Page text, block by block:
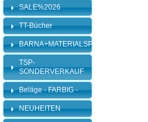
SALE%2026
TT-Bücher
BARNA+MATERIALSPEZI
TSP-
SONDERVERKAUF
Beläge - FARBIG -
NEUHEITEN